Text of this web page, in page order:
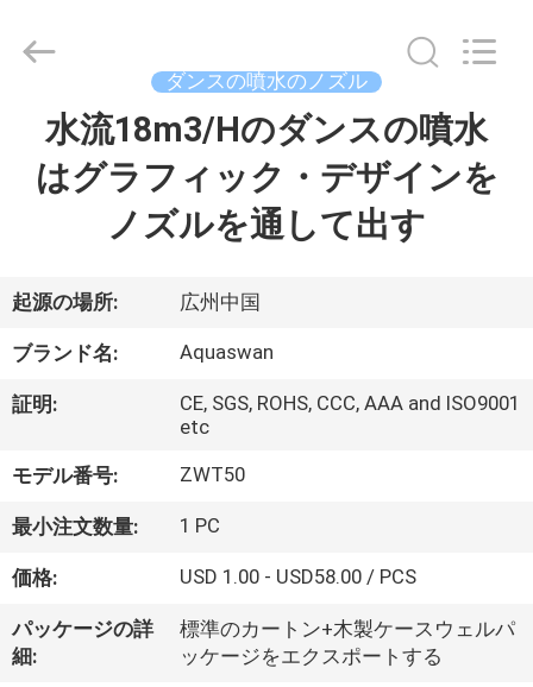
ダ
ク
ト
私
達
に
つ
い
2020
Reserved.
ダンスの噴水のノズル
水流18m3/Hのダンスの噴水
はグラフィック・デザインを
ノズルを通して出す
起源の場所: 広州中国
ブランド名: Aquaswan
証明:
CE, SGS, ROHS, CCC, AAA and ISO9001
etc
モデル番号: ZWT50
最小注文数量: 1 PC
価格: USD 1.00 - USD58.00 / PCS
パッケージの詳
細:
標準のカートン+木製ケースウェルパ
ッケージをエクスポートする